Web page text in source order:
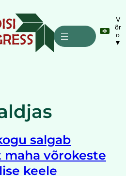
V
õr
o
▼
salgab
võrokeste
keele